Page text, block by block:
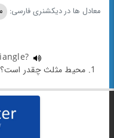
معادل ها در دیکشنری فارسی:
1. محیط مثلث چقدر است؟